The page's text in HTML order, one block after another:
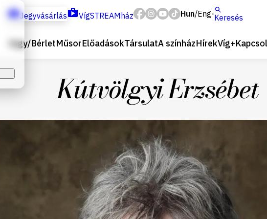
Jegyvásárlás VígSTREAMház Hun/Eng Keresés
Jegy/BérletMűsorElőadásokTársulatA színházHírekVíg+
Kútvölgyi Erzsébet